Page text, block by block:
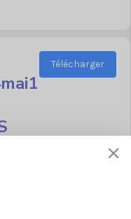
Télécharger